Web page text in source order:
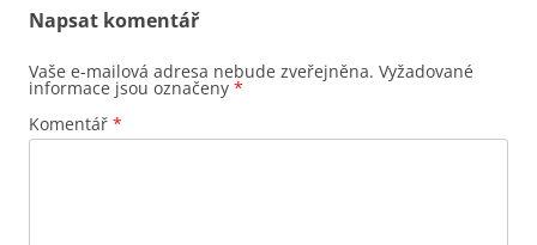
Napsat komentář
Vaše e-mailová adresa nebude zveřejněna. Vyžadované
informace jsou označeny *
Komentář *